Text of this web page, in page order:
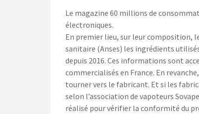
Le magazine 60 millions de
électroniques.
En premier lieu, sur leur composition,
sanitaire (Anses) les ingrédients
depuis 2016. Ces informations sont
commercialisés en France. En
tourner vers le fabricant. Et si les
selon l’association de vapoteurs
réalisé pour vérifier la conformité du